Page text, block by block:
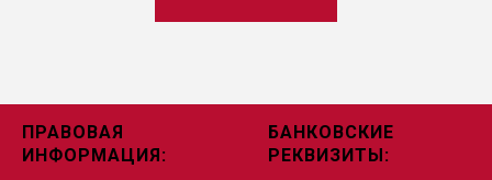
ПРАВОВАЯ
ИНФОРМАЦИЯ:
БАНКОВСКИЕ
РЕКВИЗИТЫ: